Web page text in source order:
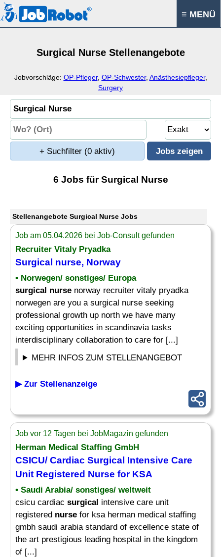
≡ MENÜ
Surgical Nurse Stellenangebote
Jobvorschläge: OP-Pfleger, OP-Schwester, Anästhesiepfleger,
Surgery
+ Suchfilter (0 aktiv)
6 Jobs für Surgical Nurse
Stellenangebote Surgical Nurse Jobs
Job am 05.04.2026 bei Job-Consult gefunden
Recruiter Vitaly Pryadka
Surgical nurse, Norway
• Norwegen/ sonstiges/ Europa
surgical nurse norway recruiter vitaly pryadka
norwegen are you a surgical nurse seeking
professional growth up north we have many
exciting opportunities in scandinavia tasks
interdisciplinary collaboration to care for [...]
MEHR INFOS ZUM STELLENANGEBOT
▶ Zur Stellenanzeige
Job vor 12 Tagen bei JobMagazin gefunden
Herman Medical Staffing GmbH
CSICU/ Cardiac Surgical Intensive Care
Unit Registered Nurse for KSA
• Saudi Arabia/ sonstiges/ weltweit
csicu cardiac surgical intensive care unit
registered nurse for ksa herman medical staffing
gmbh saudi arabia standard of excellence state of
the art prestigious leading hospital in the kingdom
of [...]